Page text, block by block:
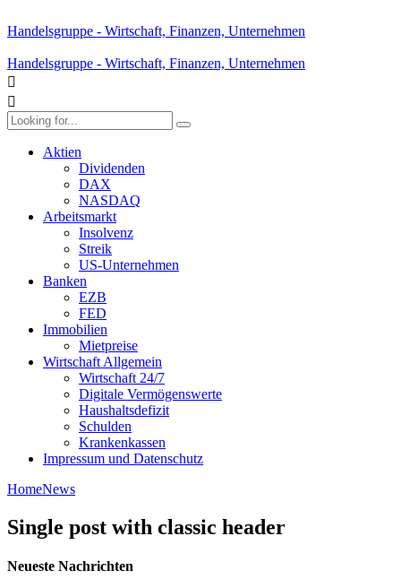
Handelsgruppe - Wirtschaft, Finanzen, Unternehmen
Handelsgruppe - Wirtschaft, Finanzen, Unternehmen
Aktien
Dividenden
DAX
NASDAQ
Arbeitsmarkt
Insolvenz
Streik
US-Unternehmen
Banken
EZB
FED
Immobilien
Mietpreise
Wirtschaft Allgemein
Wirtschaft 24/7
Digitale Vermögenswerte
Haushaltsdefizit
Schulden
Krankenkassen
Impressum und Datenschutz
HomeNews
Single post with classic header
Neueste Nachrichten